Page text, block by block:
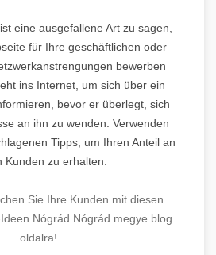
eine ausgefallene Art zu sagen,
für Ihre geschäftlichen oder
bewerben
ins Internet, um sich über ein
bevor er überlegt, sich
an ihn zu wenden. Verwenden
Tipps, um Ihren Anteil an
Kunden zu erhalten.
Sie Ihre Kunden mit diesen
Nógrád Nógrád megye blog
oldalra!